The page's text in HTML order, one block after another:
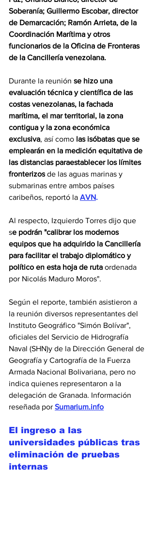
Soberanía; Guillermo Escobar, director
de Demarcación; Ramón Arrieta, de la
Coordinación Marítima y otros
funcionarios de la Oficina de Fronteras
de la Cancillería venezolana.
Durante la reunión se hizo una
evaluación técnica y científica de las
costas venezolanas, la fachada
marítima, el mar territorial, la zona
contigua y la zona económica
exclusiva, así como las isóbatas que se
emplearán en la medición equitativa de
las distancias paraestablecer los límites
fronterizos de las aguas marinas y
submarinas entre ambos países
caribeños, reportó la AVN.
Al respecto, Izquierdo Torres dijo que
se podrán "calibrar los modernos
equipos que ha adquirido la Cancillería
para facilitar el trabajo diplomático y
político en esta hoja de ruta ordenada
por Nicolás Maduro Moros".
Según el reporte, también asistieron a
la reunión diversos representantes del
Instituto Geográfico "Simón Bolívar",
oficiales del Servicio de Hidrografía
Naval (SHN)y de la Dirección General de
Geografía y Cartografía de la Fuerza
Armada Nacional Bolivariana, pero no
indica quienes representaron a la
delegación de Granada. Información
reseñada por Sumarium.info
El ingreso a las
universidades públicas tras
eliminación de pruebas
internas